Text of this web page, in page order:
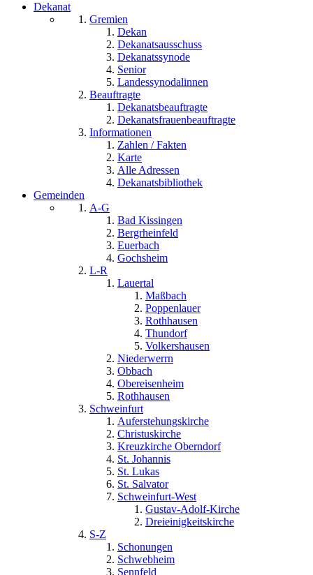
Dekanat
Gremien
Dekan
Dekanatsausschuss
Dekanatssynode
Senior
Landessynodalinnen
Beauftragte
Dekanatsbeauftragte
Dekanatsfrauenbeauftragte
Informationen
Zahlen / Fakten
Karte
Alle Adressen
Dekanatsbibliothek
Gemeinden
A-G
Bad Kissingen
Bergrheinfeld
Euerbach
Gochsheim
L-R
Lauertal
Maßbach
Poppenlauer
Rothhausen
Thundorf
Volkershausen
Niederwerrn
Obbach
Obereisenheim
Rothhausen
Schweinfurt
Auferstehungskirche
Christuskirche
Kreuzkirche Oberndorf
St. Johannis
St. Lukas
St. Salvator
Schweinfurt-West
Gustav-Adolf-Kirche
Dreieinigkeitskirche
S-Z
Schonungen
Schwebheim
Sennfeld